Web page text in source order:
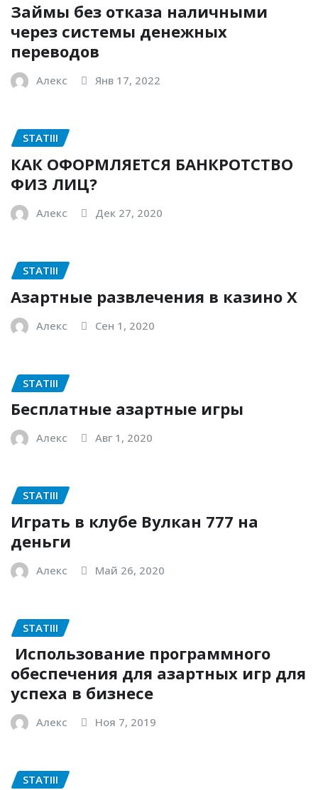
Займы без отказа наличными
через системы денежных
переводов
Алекс Янв 17, 2022
STATIII
КАК ОФОРМЛЯЕТСЯ БАНКРОТСТВО
ФИЗ ЛИЦ?
Алекс Дек 27, 2020
STATIII
Азартные развлечения в казино Х
Алекс Сен 1, 2020
STATIII
Бесплатные азартные игры
Алекс Авг 1, 2020
STATIII
Играть в клубе Вулкан 777 на
деньги
Алекс Май 26, 2020
STATIII
Использование программного
обеспечения для азартных игр для
успеха в бизнесе
Алекс Ноя 7, 2019
STATIII